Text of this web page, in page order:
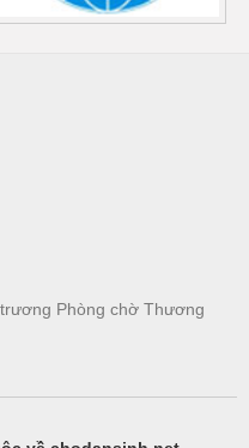
Phòng chờ Thương